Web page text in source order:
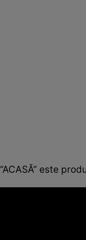
“ACASĂ” este